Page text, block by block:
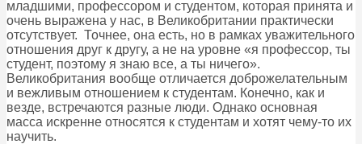
младшими, профессором и студентом, которая принята и
очень выражена у нас, в Великобритании практически
отсутствует. Точнее, она есть, но в рамках уважительного
отношения друг к другу, а не на уровне «я профессор, ты
студент, поэтому я знаю все, а ты ничего».
Великобритания вообще отличается доброжелательным
и вежливым отношением к студентам. Конечно, как и
везде, встречаются разные люди. Однако основная
масса искренне относятся к студентам и хотят чему-то их
научить.